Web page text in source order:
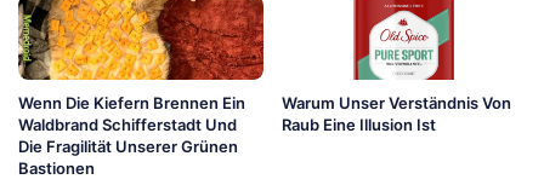
Wenn Die Kiefern Brennen Ein
Waldbrand Schifferstadt Und
Die Fragilität Unserer Grünen
Bastionen
Warum Unser Verständnis Von
Raub Eine Illusion Ist